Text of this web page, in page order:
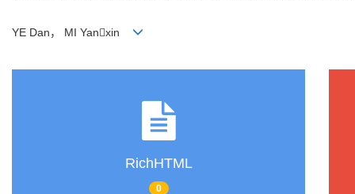
YE Dan， MI Yanxin
RichHTML
0